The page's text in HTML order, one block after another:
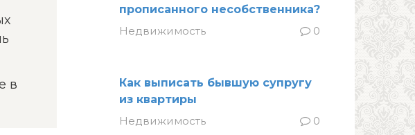
в
прописанного несобственника?
Недвижимость
0
Как выписать бывшую супругу
из квартиры
Недвижимость
0